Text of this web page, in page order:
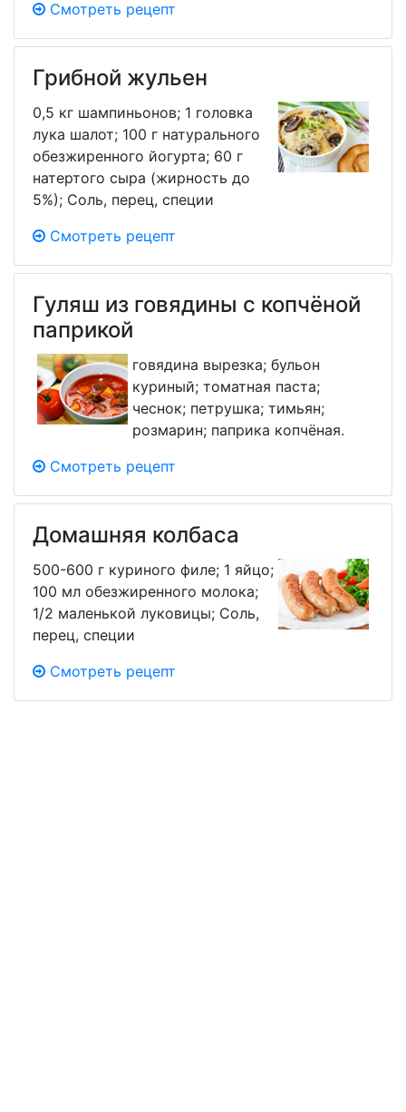
Смотреть рецепт
Грибной жульен
0,5 кг шампиньонов; 1 головка
лука шалот; 100 г натурального
обезжиренного йогурта; 60 г
натертого сыра (жирность до
5%); Соль, перец, специи
Смотреть рецепт
Гуляш из говядины с копчёной
паприкой
говядина вырезка; бульон
куриный; томатная паста;
чеснок; петрушка; тимьян;
розмарин; паприка копчёная.
Смотреть рецепт
Домашняя колбаса
500-600 г куриного филе; 1 яйцо;
100 мл обезжиренного молока;
1/2 маленькой луковицы; Соль,
перец, специи
Смотреть рецепт